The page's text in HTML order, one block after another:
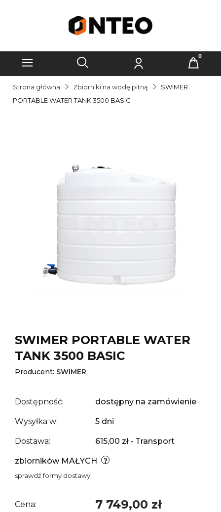
Strona główna Zbiorniki na wodę pitną
SWIMER
PORTABLE WATER TANK 3500 BASIC
SWIMER PORTABLE WATER
TANK 3500 BASIC
Producent: SWIMER
Dostępność: dostępny na zamówienie
Wysyłka w: 5 dni
Dostawa: 615,00 zł - Transport
zbiorników MAŁYCH
sprawdź formy dostawy
Cena: 7 749,00 zł